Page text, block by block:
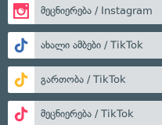
მეცნიერება / Instagram
ახალი ამბები / TikTok
გართობა / TikTok
მეცნიერება / TikTok